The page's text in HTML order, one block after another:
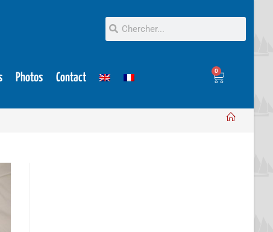
Photos Contact
0